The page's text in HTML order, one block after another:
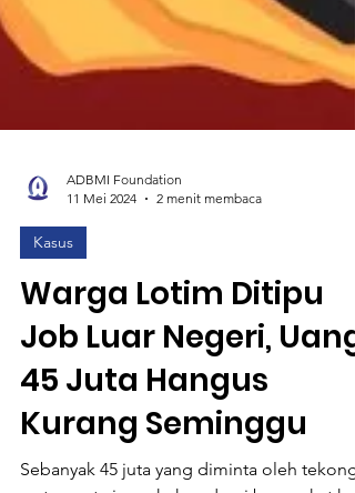
ADBMI Foundation
11 Mei 2024
Kasus
Warga Lotim Ditipu
Job Luar Negeri, Uang
45 Juta Hangus
Kurang Seminggu